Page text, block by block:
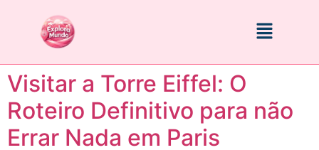
Visitar a Torre Eiffel: O
Roteiro Definitivo para não
Errar Nada em Paris